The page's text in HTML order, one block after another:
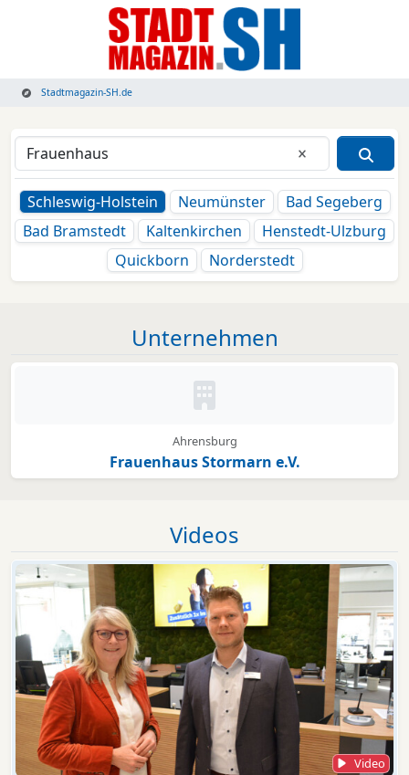
Stadtmagazin-SH.de
Eingabe
Schleswig-Holstein
Neumünster
Bad Segeberg
Bad Bramstedt
Kaltenkirchen
Henstedt-Ulzburg
Quickborn
Norderstedt
Unternehmen
Kein Bild oder Logo hinterlegt
Ahrensburg
Frauenhaus Stormarn e.V.
Videos
Video